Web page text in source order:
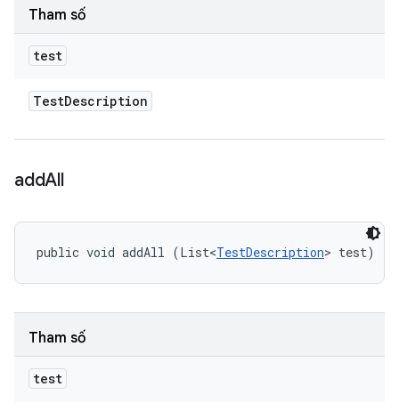
Tham số
test
TestDescription
addAll
public void addAll (List<TestDescription> test)
Tham số
test